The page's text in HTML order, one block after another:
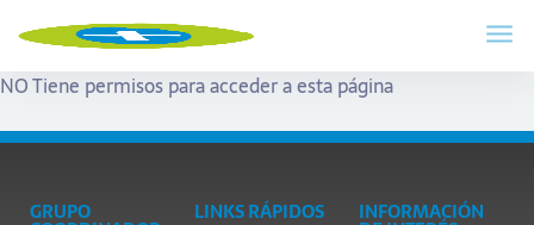
NO Tiene permisos para acceder a esta página
GRUPO LINKS RÁPIDOS INFORMACIÓN